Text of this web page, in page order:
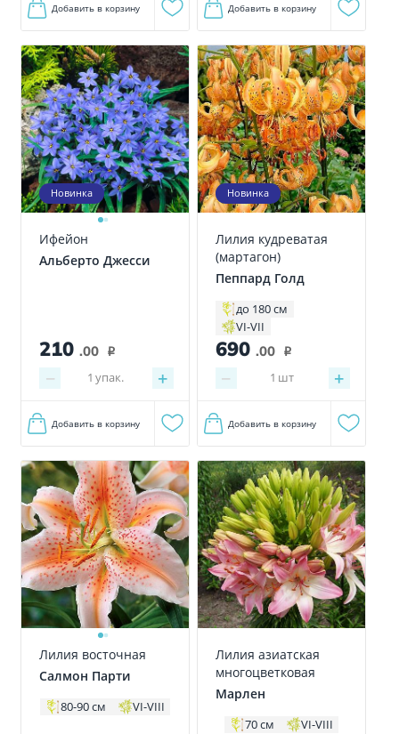
Добавить в корзину Добавить в корзину
Новинка
Ифейон
Альберто Джесси
210 .00 i
− +
1 упак.
Добавить в корзину
Новинка
Лилия кудреватая
(мартагон)
Пеппард Голд
до 180 см
VI-VII
690 .00 i
− +
1 шт
Добавить в корзину
Лилия восточная
Салмон Парти
80-90 см VI-VIII
Лилия азиатская
многоцветковая
Марлен
70 см VI-VIII